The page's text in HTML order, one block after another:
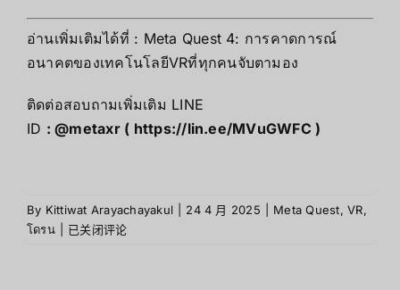
อ่านเพิ่มเติมได้ที่ : Meta Quest 4: การคาดการณ์
อนาคตของเทคโนโลยีVRที่ทุกคนจับตามอง
ติดต่อสอบถามเพิ่มเติม LINE
ID : @metaxr ( https://lin.ee/MVuGWFC)
By Kittiwat Arayachayakul 24 4 月 2025 Meta Quest,VR,
โดรน
ทำไม
已关闭评论